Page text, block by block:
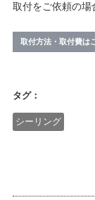
取付をご依頼の場
取付方法・取付費は
タグ：
シーリング